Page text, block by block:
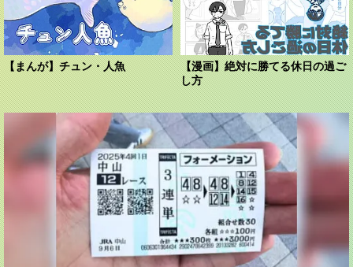
【まんが】チュン・人魚
【漫画】絶対に勝てる休日の過ご
し方